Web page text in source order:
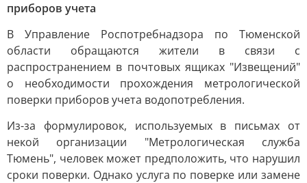
приборов учета
В Управление Роспотребнадзора по Тюменской
области обращаются жители в связи с
распространением в почтовых ящиках "Извещений"
о необходимости прохождения метрологической
поверки приборов учета водопотребления.
Из-за формулировок, используемых в письмах от
некой организации "Метрологическая служба
Тюмень", человек может предположить, что нарушил
сроки поверки. Однако услуга по поверке или замене